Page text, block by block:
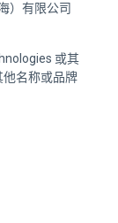
）有限公司
或其
他名称或品牌